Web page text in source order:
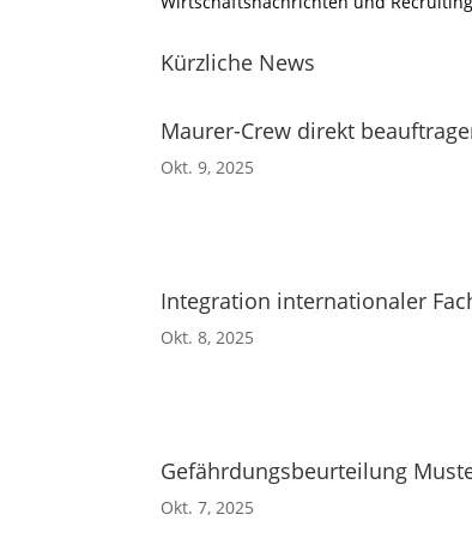
Kürzliche News
Maurer-Crew direkt
Okt. 9, 2025
Integration internationaler
Okt. 8, 2025
Gefährdungsbeurteilung
Okt. 7, 2025